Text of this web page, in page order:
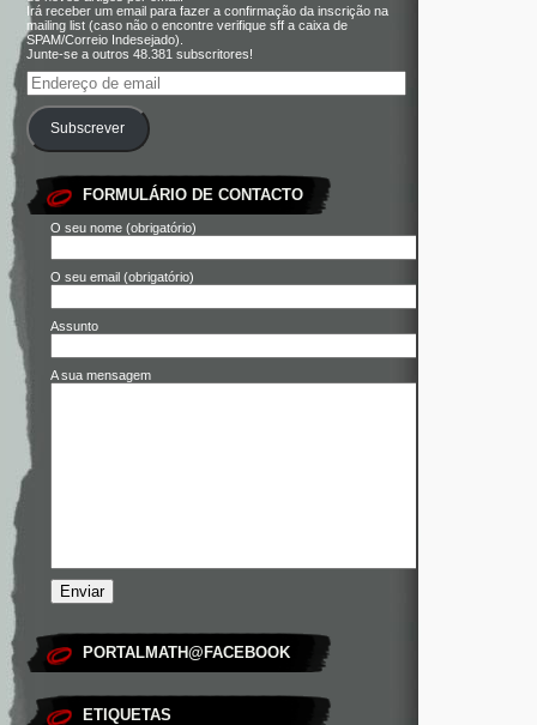
Irá receber um email para fazer a confirmação da inscrição na
mailing list (caso não o encontre verifique sff a caixa de
SPAM/Correio Indesejado).
Junte-se a outros 48.381 subscritores!
Subscrever
FORMULÁRIO DE CONTACTO
O seu nome (obrigatório)
O seu email (obrigatório)
Assunto
A sua mensagem
PORTALMATH@FACEBOOK
ETIQUETAS